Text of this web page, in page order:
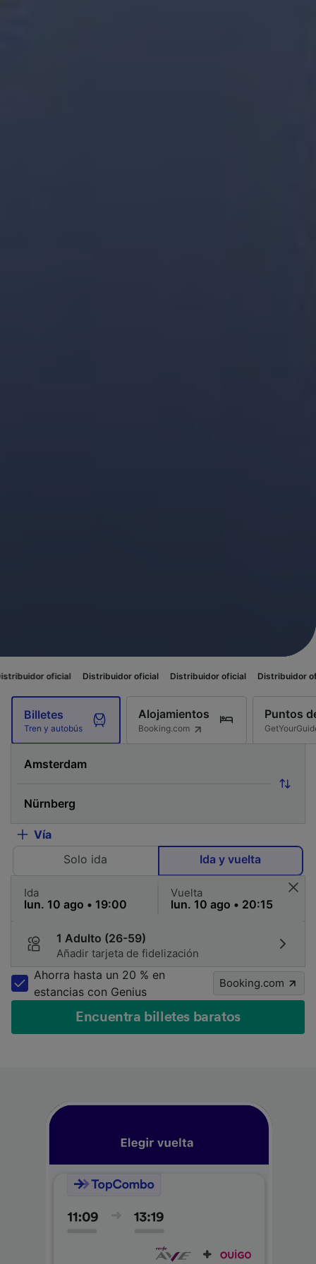
Distribuidor oficial Distribuidor oficial Distribuidor oficial
Billetes
Tren y autobús
Alojamientos
Booking.com
Puntos
Vía
Solo ida
Ida y vuelta
Ida Vuelta
1 Adulto (26-59)
Añadir tarjeta de fidelización
Ahorra hasta un 20 % en
estancias con Genius
Booking.com
Encuentra billetes baratos